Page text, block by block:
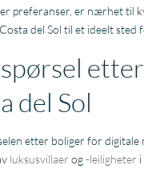
preferanser, er nærhet til
del Sol til et ideelt
del Sol
etter boliger for digitale
luksusvillaer og-leiligheter i